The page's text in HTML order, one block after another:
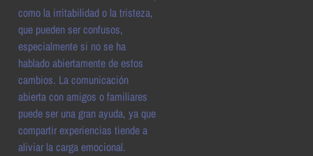
como la irritabilidad o la tristeza,
que pueden ser confusos,
especialmente si no se ha
hablado abiertamente de estos
cambios. La comunicación
abierta con amigos o familiares
puede ser una gran ayuda, ya que
compartir experiencias tiende a
aliviar la carga emocional.